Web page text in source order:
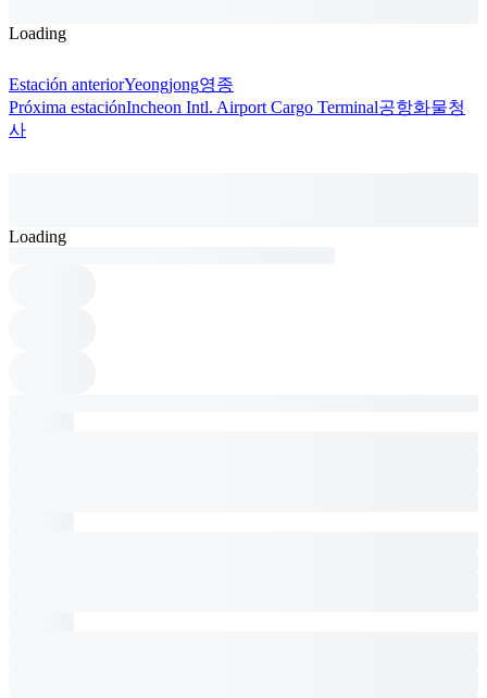
Loading
Estación anteriorYeongjong영종
Próxima estaciónIncheon Intl. Airport Cargo Terminal공항화물청
사
Loading